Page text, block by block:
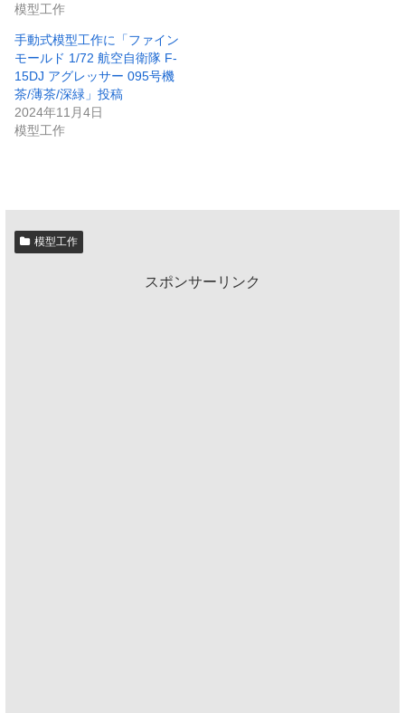
模型工作
手動式模型工作に「ファイン
モールド 1/72 航空自衛隊 F-
15DJ アグレッサー 095号機
茶/薄茶/深緑」投稿
2024年11月4日
模型工作
模型工作
スポンサーリンク